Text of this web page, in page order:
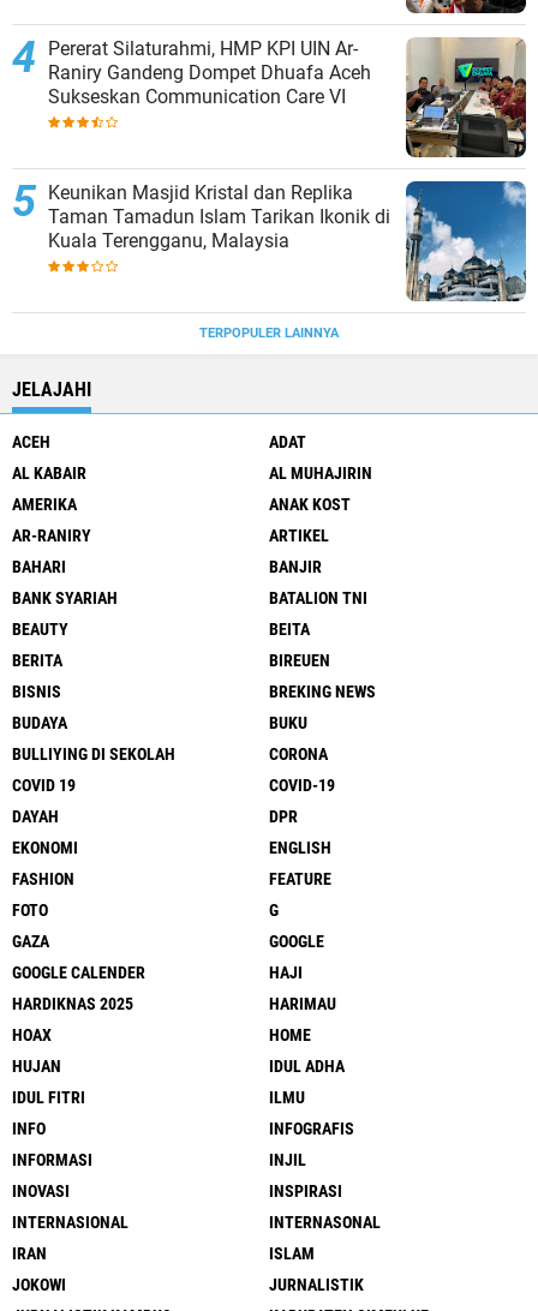
Pererat Silaturahmi, HMP KPI UIN Ar-
Raniry Gandeng Dompet Dhuafa Aceh
Sukseskan Communication Care VI
Keunikan Masjid Kristal dan Replika
Taman Tamadun Islam Tarikan Ikonik di
Kuala Terengganu, Malaysia
TERPOPULER LAINNYA
JELAJAHI
ACEH
ADAT
AL KABAIR
AL MUHAJIRIN
AMERIKA
ANAK KOST
AR-RANIRY
ARTIKEL
BAHARI
BANJIR
BANK SYARIAH
BATALION TNI
BEAUTY
BEITA
BERITA
BIREUEN
BISNIS
BREKING NEWS
BUDAYA
BUKU
BULLIYING DI SEKOLAH
CORONA
COVID 19
COVID-19
DAYAH
DPR
EKONOMI
ENGLISH
FASHION
FEATURE
FOTO
G
GAZA
GOOGLE
GOOGLE CALENDER
HAJI
HARDIKNAS 2025
HARIMAU
HOAX
HOME
HUJAN
IDUL ADHA
IDUL FITRI
ILMU
INFO
INFOGRAFIS
INFORMASI
INJIL
INOVASI
INSPIRASI
INTERNASIONAL
INTERNASONAL
IRAN
ISLAM
JOKOWI
JURNALISTIK